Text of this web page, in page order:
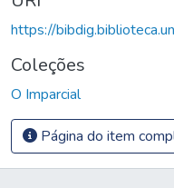
https://
Coleções
O Imparcial
Página do item